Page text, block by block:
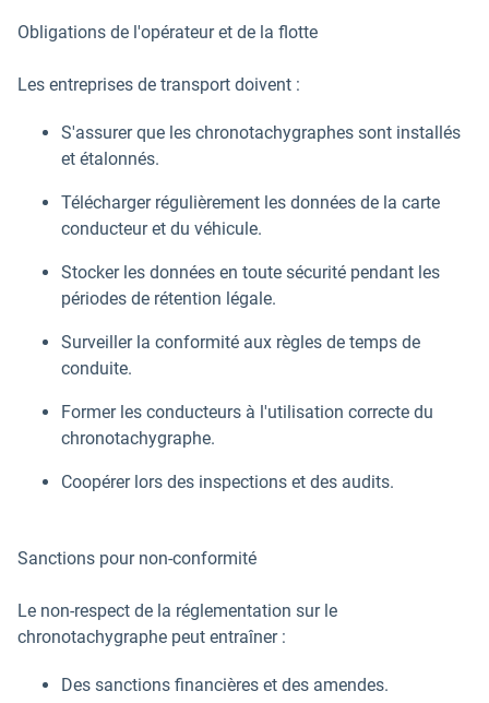
Obligations de l'opérateur et de la flotte
Les entreprises de transport doivent :
S'assurer que les chronotachygraphes sont installés
et étalonnés.
Télécharger régulièrement les données de la carte
conducteur et du véhicule.
Stocker les données en toute sécurité pendant les
périodes de rétention légale.
Surveiller la conformité aux règles de temps de
conduite.
Former les conducteurs à l'utilisation correcte du
chronotachygraphe.
Coopérer lors des inspections et des audits.
Sanctions pour non-conformité
Le non-respect de la réglementation sur le
chronotachygraphe peut entraîner :
Des sanctions financières et des amendes.